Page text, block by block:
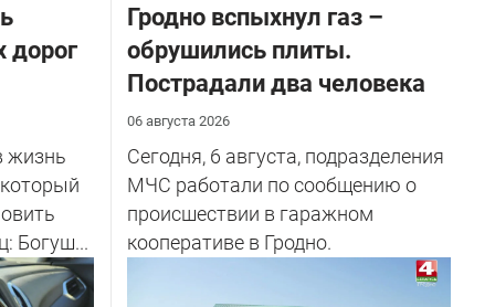
дорог
жизнь
Богуш...
Гродно вспыхнул газ –
обрушились плиты.
Пострадали два человека
06 августа 2026
Сегодня, 6 августа, подразделения
МЧС работали по сообщению о
происшествии в гаражном
кооперативе в Гродно.